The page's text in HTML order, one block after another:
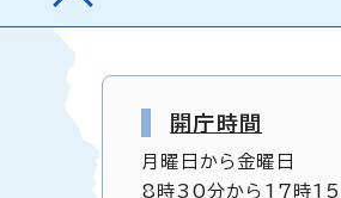
開庁時間
月曜日から金曜日
8時30分から17時15